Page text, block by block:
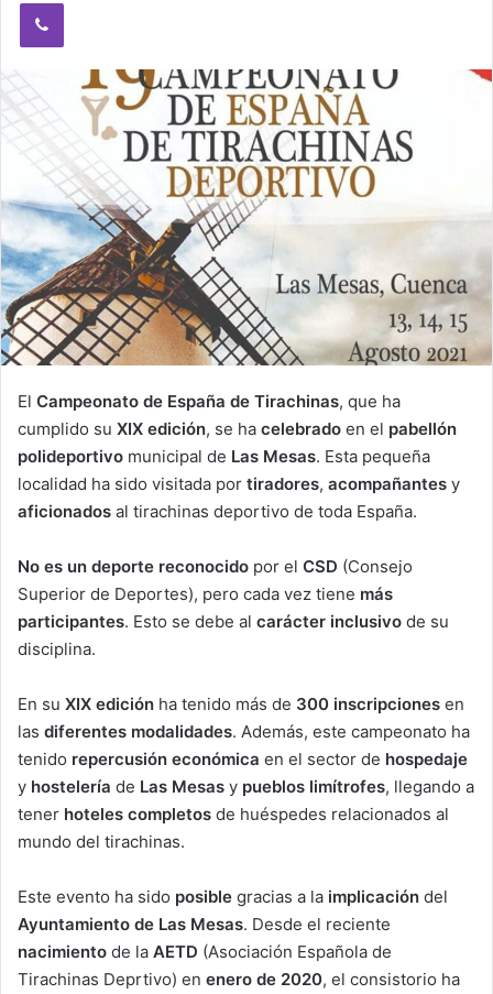
El Campeonato de España de Tirachinas, que ha
cumplido su XIX edición, se ha celebrado en el pabellón
polideportivo municipal de Las Mesas. Esta pequeña
localidad ha sido visitada por tiradores, acompañantes y
aficionados al tirachinas deportivo de toda España.
No es un deporte reconocido por el CSD (Consejo
Superior de Deportes), pero cada vez tiene más
participantes. Esto se debe al carácter inclusivo de su
disciplina.
En su XIX edición ha tenido más de 300 inscripciones en
las diferentes modalidades. Además, este campeonato ha
tenido repercusión económica en el sector de hospedaje
y hostelería de Las Mesas y pueblos limítrofes, llegando a
tener hoteles completos de huéspedes relacionados al
mundo del tirachinas.
Este evento ha sido posible gracias a la implicación del
Ayuntamiento de Las Mesas. Desde el reciente
nacimiento de la AETD (Asociación Española de
Tirachinas Deprtivo) en enero de 2020, el consistorio ha